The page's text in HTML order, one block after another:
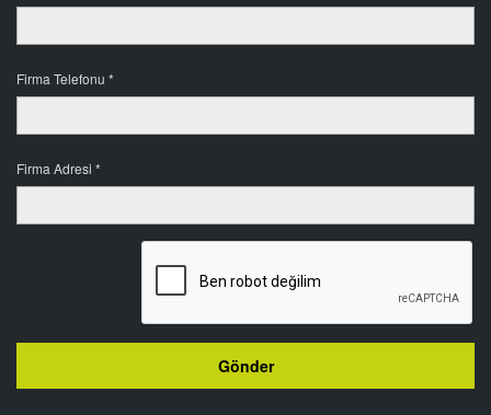
Firma Telefonu *
Firma Adresi *